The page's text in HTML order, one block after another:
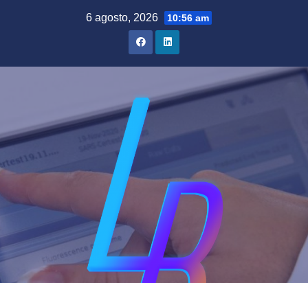
6 agosto, 2026 10:56 am